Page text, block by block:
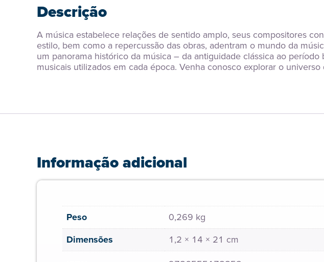
Descrição
A música estabelece relações de sentido amplo, seus compositores
estilo, bem como a repercussão das obras, adentram o mundo da
um panorama histórico da música – da antiguidade clássica ao
musicais utilizados em cada época. Venha conosco explorar o
Informação adicional
Peso
0,269 kg
Dimensões
1,2 × 14 × 21 cm